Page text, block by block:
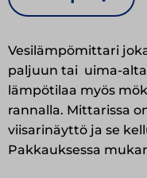
Vesilämpömittari
paljuun tai uima-
lämpötilaa myös
rannalla. Mittarissa
viisarinäyttö ja se
Pakkauksessa